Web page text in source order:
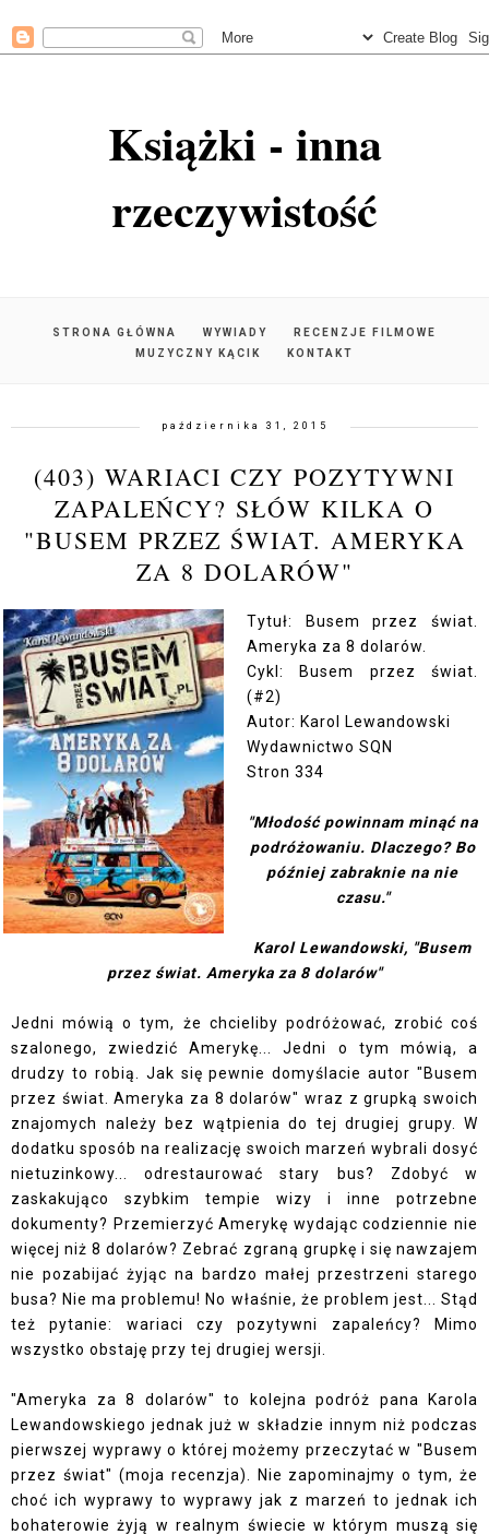
Książki - inna
rzeczywistość
STRONA GŁÓWNA WYWIADY
RECENZJE FILMOWE
MUZYCZNY KĄCIK
KONTAKT
października 31, 2015
(403) WARIACI CZY POZYTYWNI
ZAPALEŃCY? SŁÓW KILKA O
"BUSEM PRZEZ ŚWIAT. AMERYKA
ZA 8 DOLARÓW"
Tytuł: Busem przez świat.
Ameryka za 8 dolarów.
Cykl: Busem przez świat.
(#2)
Autor: Karol Lewandowski
Wydawnictwo SQN
Stron 334
"Młodość powinnam minąć na
podróżowaniu. Dlaczego? Bo
później zabraknie na nie
czasu."
Karol Lewandowski, "Busem
przez świat. Ameryka za 8 dolarów"
Jedni mówią o tym, że chcieliby podróżować, zrobić coś
szalonego, zwiedzić Amerykę... Jedni o tym mówią, a
drudzy to robią. Jak się pewnie domyślacie autor "Busem
przez świat. Ameryka za 8 dolarów" wraz z grupką swoich
znajomych należy bez wątpienia do tej drugiej grupy. W
dodatku sposób na realizację swoich marzeń wybrali dosyć
nietuzinkowy... odrestaurować stary bus? Zdobyć w
zaskakująco szybkim tempie wizy i inne potrzebne
dokumenty? Przemierzyć Amerykę wydając codziennie nie
więcej niż 8 dolarów? Zebrać zgraną grupkę i się nawzajem
nie pozabijać żyjąc na bardzo małej przestrzeni starego
busa? Nie ma problemu! No właśnie, że problem jest... Stąd
też pytanie: wariaci czy pozytywni zapaleńcy? Mimo
wszystko obstaję przy tej drugiej wersji.
"Ameryka za 8 dolarów" to kolejna podróż pana Karola
Lewandowskiego jednak już w składzie innym niż podczas
pierwszej wyprawy o której możemy przeczytać w "Busem
przez świat" (moja recenzja). Nie zapominajmy o tym, że
choć ich wyprawy to wyprawy jak z marzeń to jednak ich
bohaterowie żyją w realnym świecie w którym muszą się